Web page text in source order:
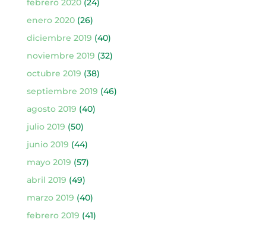
febrero 2020(24)
enero 2020(26)
diciembre 2019 (40)
noviembre 2019 (32)
octubre 2019 (38)
septiembre 2019 (46)
agosto 2019 (40)
julio 2019 (50)
junio 2019 (44)
mayo 2019 (57)
abril 2019 (49)
marzo 2019 (40)
febrero 2019 (41)